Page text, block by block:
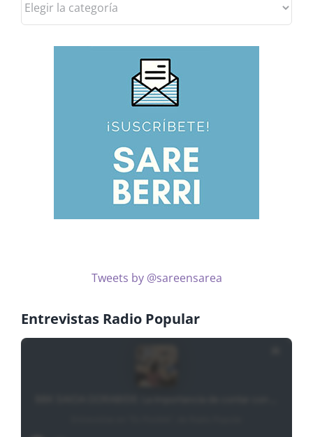
las
Tweets by @sareensarea
Entrevistas Radio Popular